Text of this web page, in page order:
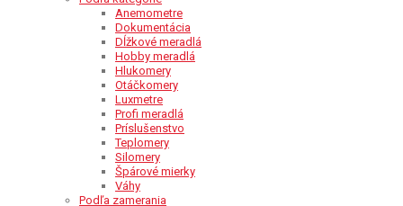
Anemometre
Dokumentácia
Dĺžkové meradlá
Hobby meradlá
Hlukomery
Otáčkomery
Luxmetre
Profi meradlá
Príslušenstvo
Teplomery
Silomery
Špárové mierky
Váhy
Podľa zamerania